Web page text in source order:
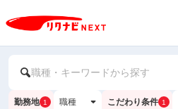
職種・キーワードから探す
勤務地 1 職種 こだわり条件 1